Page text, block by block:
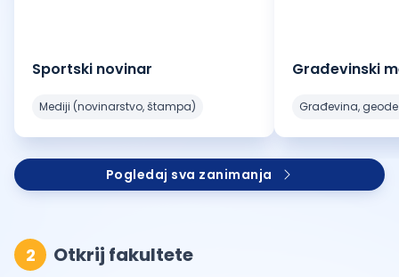
Sportski novinar
mediji (novinarstvo, štampa)
Građevinski
građevina,
Pogledaj sva zanimanja
2 Otkrij fakultete